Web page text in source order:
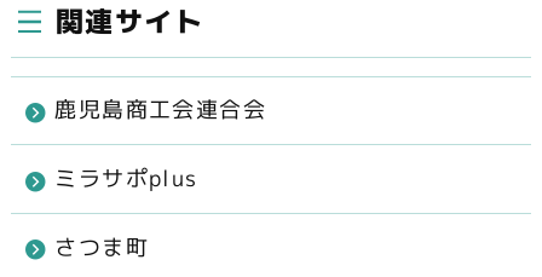
関連サイト
鹿児島商工会連合会
ミラサポplus
さつま町